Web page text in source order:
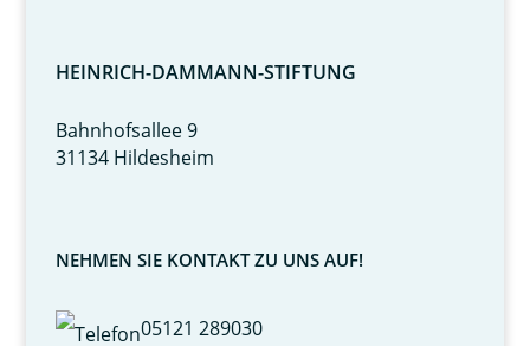
HEINRICH-DAMMANN-STIFTUNG
Bahnhofsallee 9
31134 Hildesheim
NEHMEN SIE KONTAKT ZU UNS AUF!
05121 289030